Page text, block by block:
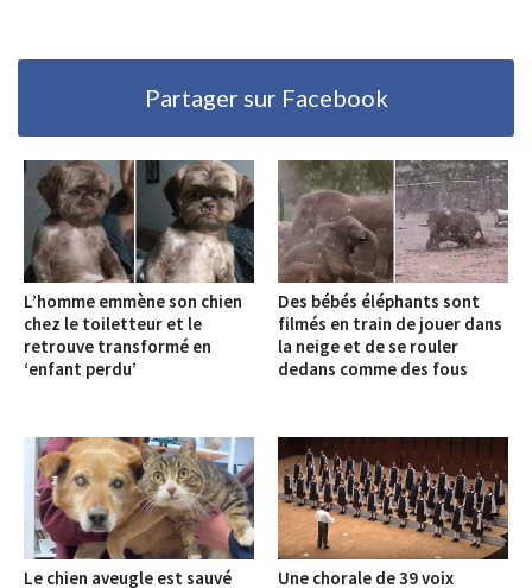
Partager sur Facebook
L’homme emmène son chien
chez le toiletteur et le
retrouve transformé en
‘enfant perdu’
Des bébés éléphants sont
filmés en train de jouer dans
la neige et de se rouler
dedans comme des fous
Le chien aveugle est sauvé Une chorale de 39 voix